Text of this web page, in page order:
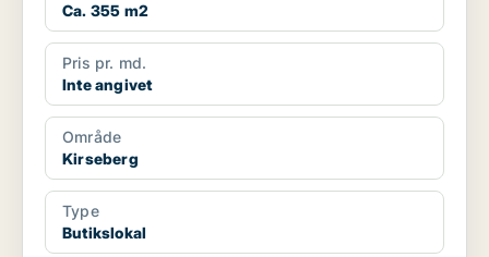
Ca. 355 m2
Pris pr. md.
Inte angivet
Område
Kirseberg
Type
Butikslokal